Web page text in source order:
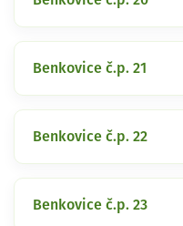
Benkovice č.p. 21
Benkovice č.p. 22
Benkovice č.p. 23